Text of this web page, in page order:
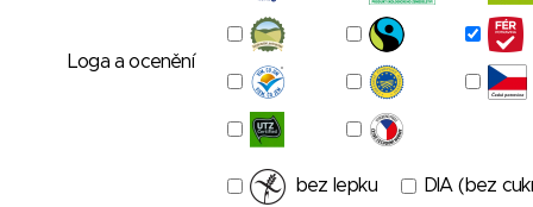
Loga a ocenění
bez lepku DIA (bez